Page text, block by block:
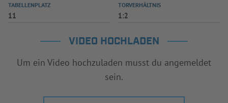
TABELLENPLATZ
11
TORVERHÄLTNIS
1:2
VIDEO HOCHLADEN
Um ein Video hochzuladen musst du angemeldet
sein.